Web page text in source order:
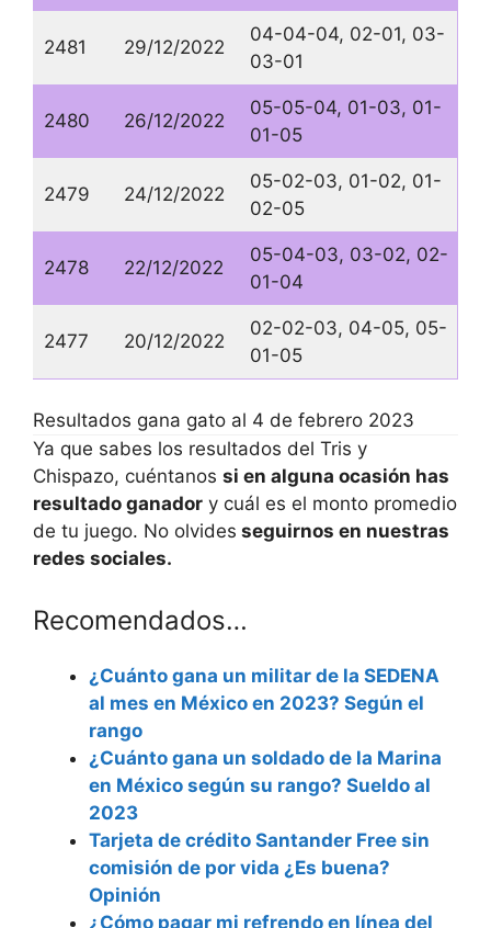
2481 29/12/2022
04-04-04, 02-01, 03-
03-01
2480 26/12/2022
05-05-04, 01-03, 01-
01-05
2479 24/12/2022
05-02-03, 01-02, 01-
02-05
2478 22/12/2022
05-04-03, 03-02, 02-
01-04
2477 20/12/2022
02-02-03, 04-05, 05-
01-05
Resultados gana gato al 4 de febrero 2023
Ya que sabes los resultados del Tris y
Chispazo, cuéntanos si en alguna ocasión has
resultado ganador y cuál es el monto promedio
de tu juego. No olvides seguirnos en nuestras
redes sociales.
Recomendados…
¿Cuánto gana un militar de la SEDENA
al mes en México en 2023? Según el
rango
¿Cuánto gana un soldado de la Marina
en México según su rango? Sueldo al
2023
Tarjeta de crédito Santander Free sin
comisión de por vida ¿Es buena?
Opinión
¿Cómo pagar mi refrendo en línea del